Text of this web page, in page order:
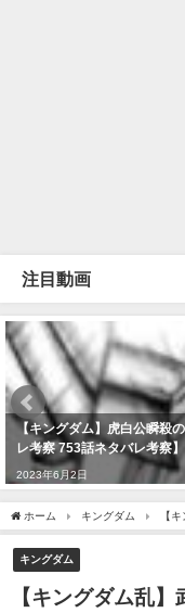
注目動画
【キングダム】虎白公瞬殺
レ考察 753話ネタバレ考察】
2023年6月2日
ホーム キングダム 【
キングダム
【キングダム乱